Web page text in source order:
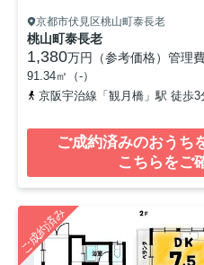
京都市伏見区桃山町泰長老
桃山町泰長老
1,380万円（参考価格） 管理
91.34㎡（-）
京阪宇治線「観月橋」駅 徒歩3
ご成約済みのおうち
こちらをご
ご成約済み